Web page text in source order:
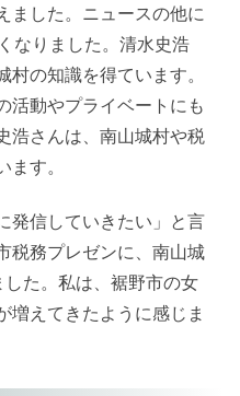
ました。ニュースの他に
なりました。清水史浩
の知識を得ています。
活動やプライベートにも
浩さんは、南山城村や税
す。
発信していきたい」と言
税務プレゼンに、南山城
た。私は、裾野市の女
増えてきたように感じま